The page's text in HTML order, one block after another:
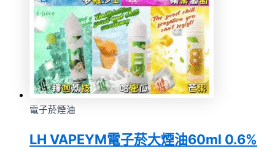
電子菸煙油
LH VAPEYM電子菸大煙油60ml 0.6%